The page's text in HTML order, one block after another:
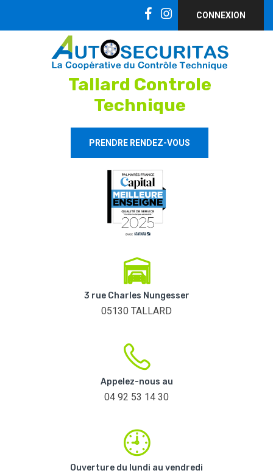
CONNEXION
Tallard Controle
Technique
PRENDRE RENDEZ-VOUS
3 rue Charles Nungesser
05130 TALLARD
Appelez-nous au
04 92 53 14 30
Ouverture du lundi au vendredi